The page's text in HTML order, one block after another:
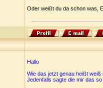
Oder weißt du da schon was,
Hallo
Wie das jetzt genau heißt
Jedenfalls sagte die mir das so